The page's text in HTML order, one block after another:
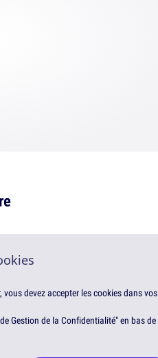
devez accepter les cookies dans vos
Gestion de la Confidentialité" en bas de